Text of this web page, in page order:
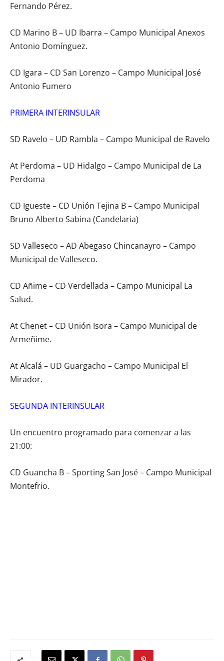
Fernando Pérez.
CD Marino B – UD Ibarra – Campo Municipal Anexos
Antonio Domínguez.
CD Igara – CD San Lorenzo – Campo Municipal José
Antonio Fumero
PRIMERA INTERINSULAR
SD Ravelo – UD Rambla – Campo Municipal de Ravelo
At Perdoma – UD Hidalgo – Campo Municipal de La
Perdoma
CD Igueste – CD Unión Tejina B – Campo Municipal
Bruno Alberto Sabina (Candelaria)
SD Valleseco – AD Abegaso Chincanayro – Campo
Municipal de Valleseco.
CD Añime – CD Verdellada – Campo Municipal La
Salud.
At Chenet – CD Unión Isora – Campo Municipal de
Armeñime.
At Alcalá – UD Guargacho – Campo Municipal El
Mirador.
SEGUNDA INTERINSULAR
Un encuentro programado para comenzar a las
21:00:
CD Guancha B – Sporting San José – Campo Municipal
Montefrio.